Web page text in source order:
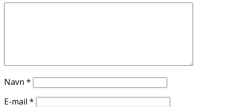
Navn *
E-mail *